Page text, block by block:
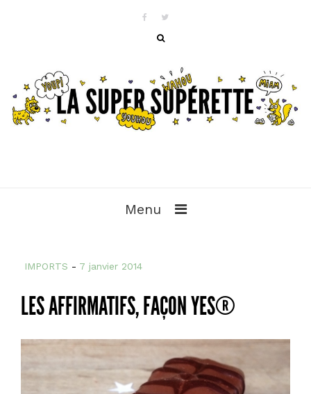
Menu
IMPORTS - 7 janvier 2014
LES AFFIRMATIFS, FAÇON YES®